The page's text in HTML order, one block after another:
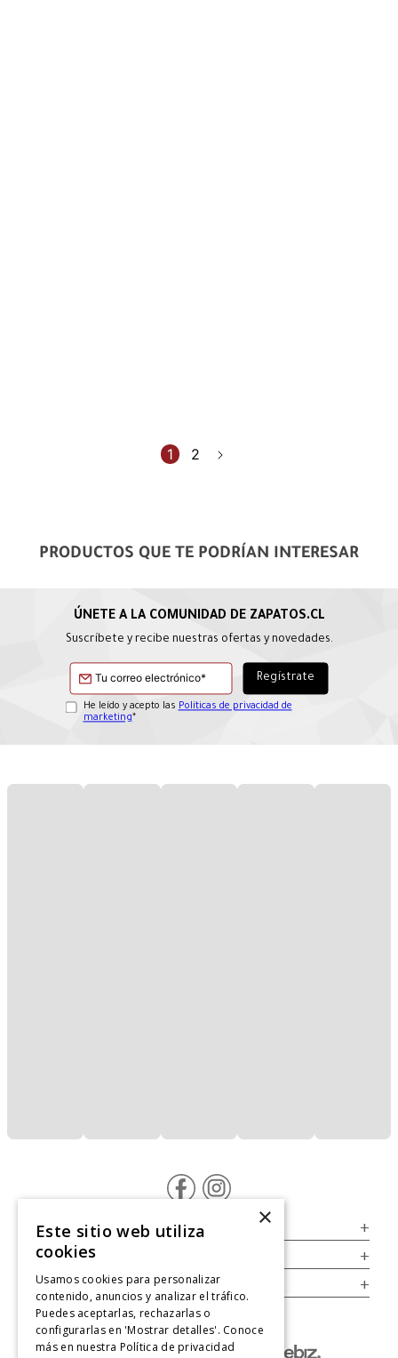
1 2
PRODUCTOS QUE TE PODRÍAN INTERESAR
Suscríbete y recibe nuestras ofertas y novedades.
He leído y acepto las Políticas de privacidad de
marketing*
Servicio al Consumidor +
Legal +
Cuenta +
×
Este sitio web utiliza
cookies
Usamos cookies para personalizar
contenido, anuncios y analizar el tráfico.
Puedes aceptarlas, rechazarlas o
configurarlas en 'Mostrar detalles'. Conoce
más en nuestra Política de privacidad